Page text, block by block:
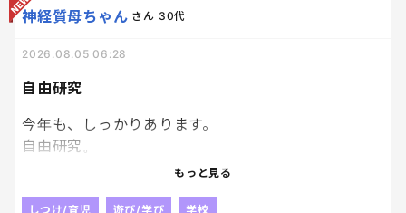
自由研究
神経質母ちゃん さん 30代
2026.08.05 06:28
今年も、しっかりあります。
自由研究。
去年は、兄弟揃ってアリの巣がどのように作られる
もっと見る
しつけ/育児 遊び/学び 学校